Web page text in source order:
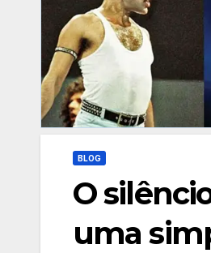
BLOG
O
uma